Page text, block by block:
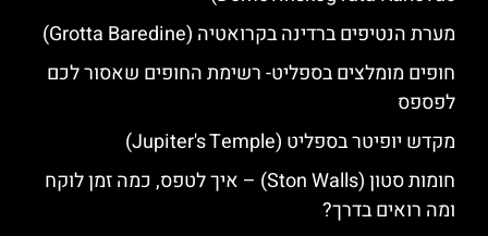
מערת הנטיפים ברדינה בקרואטיה (Grotta Baredine)
חופים מומלצים בספליט- רשימת החופים שאסור לכם
לפספס
מקדש יופיטר בספליט (Jupiter's Temple)
חומות סטון (Ston Walls) – איך לטפס, כמה זמן לוקח
ומה רואים בדרך?